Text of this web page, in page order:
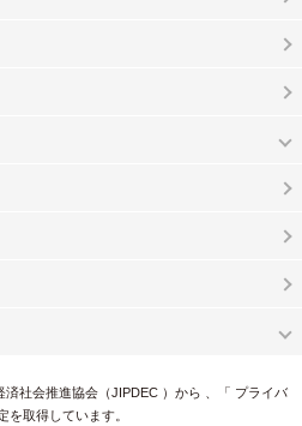
済社会推進協会（JIPDEC ）から 、「 プライバ
を取得しています。